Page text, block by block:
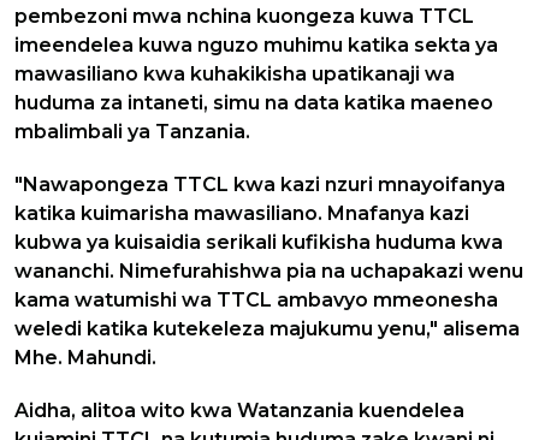
pembezoni mwa nchina kuongeza kuwa TTCL
imeendelea kuwa nguzo muhimu katika sekta ya
mawasiliano kwa kuhakikisha upatikanaji wa
huduma za intaneti, simu na data katika maeneo
mbalimbali ya Tanzania.
"Nawapongeza TTCL kwa kazi nzuri mnayoifanya
katika kuimarisha mawasiliano. Mnafanya kazi
kubwa ya kuisaidia serikali kufikisha huduma kwa
wananchi. Nimefurahishwa pia na uchapakazi wenu
kama watumishi wa TTCL ambavyo mmeonesha
weledi katika kutekeleza majukumu yenu," alisema
Mhe. Mahundi.
Aidha, alitoa wito kwa Watanzania kuendelea